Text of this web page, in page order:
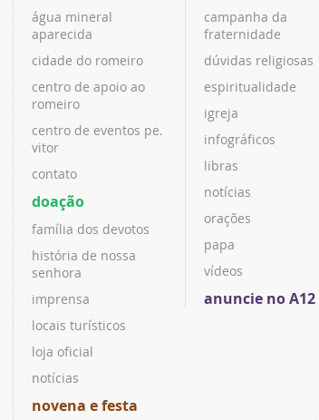
água mineral
aparecida
cidade do romeiro
centro de apoio ao
romeiro
centro de eventos pe.
vitor
contato
doação
família dos devotos
história de nossa
senhora
imprensa
locais turísticos
loja oficial
notícias
novena e festa
campanha da
fraternidade
dúvidas religiosas
espiritualidade
igreja
infográficos
libras
notícias
orações
papa
vídeos
anuncie no A12